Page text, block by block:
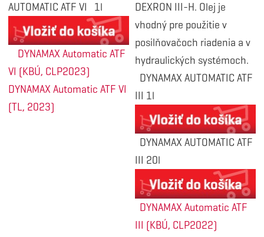
AUTOMATIC ATF VI 1l
DYNAMAX Automatic ATF
VI (KBÚ, CLP2023)
DYNAMAX Automatic ATF VI
(TL, 2023)
DEXRON III-H. Olej je
vhodný pre použitie v
posilňovačoch riadenia a v
hydraulických systémoch.
DYNAMAX AUTOMATIC ATF
III 1l
DYNAMAX AUTOMATIC ATF
III 20l
DYNAMAX Automatic ATF
III (KBÚ, CLP2022)